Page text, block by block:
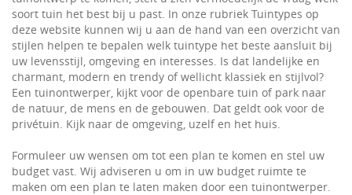
soort tuin het best bij u past. In onze rubriek Tuintypes op
deze website kunnen wij u aan de hand van een overzicht van
stijlen helpen te bepalen welk tuintype het beste aansluit bij
uw levensstijl, omgeving en interesses. Is dat landelijke en
charmant, modern en trendy of wellicht klassiek en stijlvol?
Een tuinontwerper, kijkt voor de openbare tuin of park naar
de natuur, de mens en de gebouwen. Dat geldt ook voor de
privétuin. Kijk naar de omgeving, uzelf en het huis.
Formuleer uw wensen om tot een plan te komen en stel uw
budget vast. Wij adviseren u om in uw budget ruimte te
maken om een plan te laten maken door een tuinontwerper.